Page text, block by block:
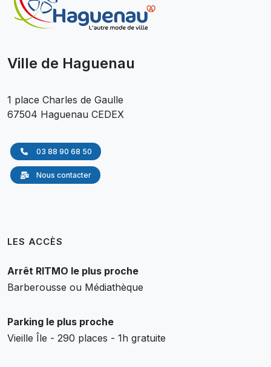
Ville de Haguenau
1 place Charles de Gaulle
67504 Haguenau CEDEX
03 88 90 68 50
Nous contacter
LES ACCÈS
Arrêt RITMO le plus proche
Barberousse ou Médiathèque
Parking le plus proche
Vieille Île - 290 places - 1h gratuite